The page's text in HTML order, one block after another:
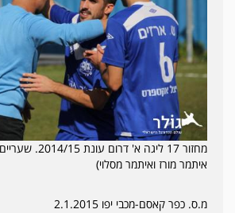
איתמר מורז ואיתמר מסלוי)
מ.ס. כפר קאסם-מכבי יפו 2.1.2015